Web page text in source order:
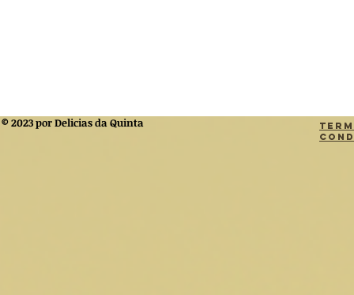
© 2023 por Delicias da Quinta